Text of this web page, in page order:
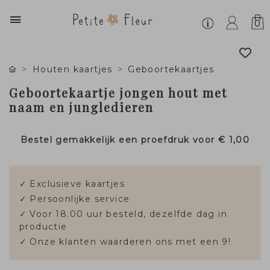
0
Houten kaartjes Geboortekaartjes
Geboortekaartje jongen hout met
naam en jungledieren
Bestel gemakkelijk een proefdruk voor € 1,00
✓ Exclusieve kaartjes
✓ Persoonlijke service
✓ Voor 18.00 uur besteld, dezelfde dag in
productie
✓ Onze klanten waarderen ons met een 9!